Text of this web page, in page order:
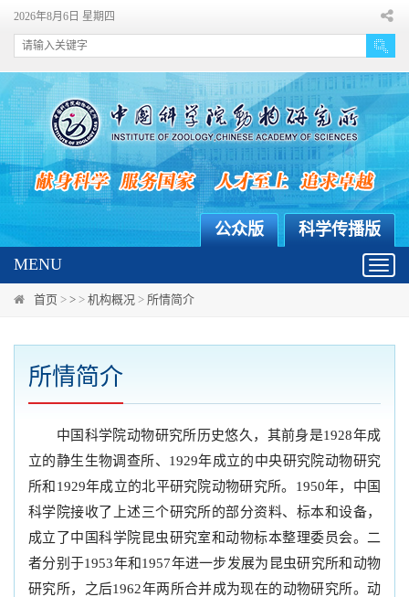
2026年8月6日 星期四
科学传播版
公众版
MENU
首页 > > > 机构概况 > 所情简介
所情简介
中国科学院动物研究所历史悠久，其前身是1928年成
立的静生生物调查所、1929年成立的中央研究院动物研究
所和1929年成立的北平研究院动物研究所。1950年，中国
科学院接收了上述三个研究所的部分资料、标本和设备，
成立了中国科学院昆虫研究室和动物标本整理委员会。二
者分别于1953年和1957年进一步发展为昆虫研究所和动物
研究所，之后1962年两所合并成为现在的动物研究所。动